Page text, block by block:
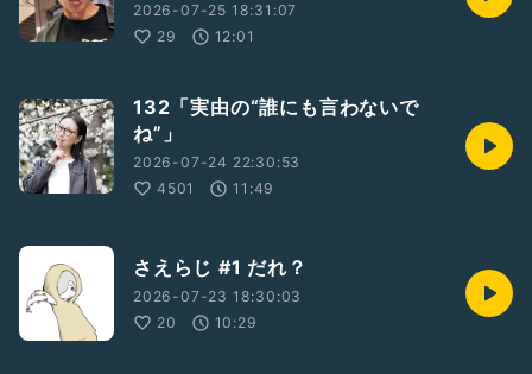
2026-07-25 18:31:07
29
12:01
132「実由の“誰にも言わないで
ね”」
2026-07-24 22:30:53
4501
11:49
さえらじ #1 だれ？
2026-07-23 18:30:03
20
10:29